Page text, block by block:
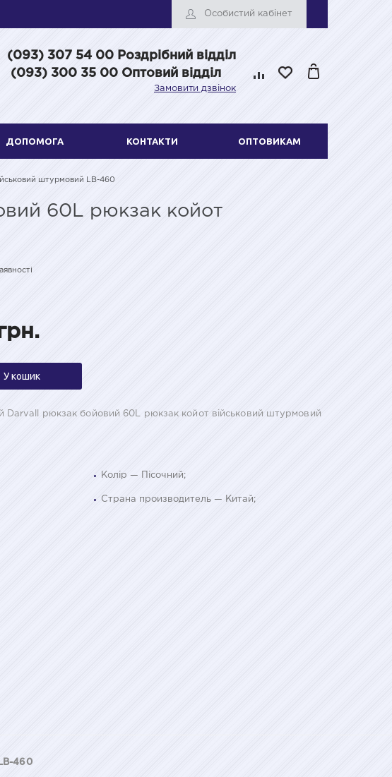
Особистий кабінет
(093) 307 54 00 Роздрібний відділ
(093) 300 35 00 Оптовий відділ
Замовити дзвінок
ДОПОМОГА КОНТАКТИ ОПТОВИКАМ
штурмовий LB-460
60L рюкзак койот
У кошик
Darvall рюкзак бойовий 60L рюкзак койот військовий штурмовий
Колір — Пісочний;
Страна производитель — Китай;
460